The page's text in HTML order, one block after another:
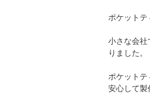
ポケットテ
小さな会社
りました。
ポケットテ
安心して製